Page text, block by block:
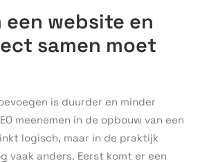
een website en
samen moet
is duurder en minder
meenemen in de opbouw van een
logisch, maar in de praktijk
vaak anders. Eerst komt er een